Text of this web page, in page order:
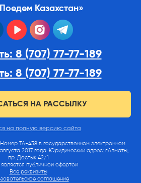
Казахстан»
facebook youtube instagram
8 (707) 77-77-189
8 (707) 77-77-189
НА РАССЫЛКУ
на полную версию сайта
ТА-438 в государственном электронном
2017 года. Юридический адрес: г.Алматы,
пр. Достык 42/1
публичной офертой
Все реквизиты
соглашение